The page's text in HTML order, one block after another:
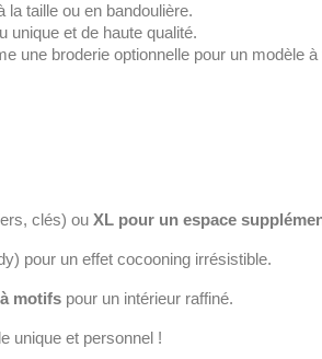
la taille ou en bandoulière.
unique et de haute qualité.
une broderie optionnelle pour un modèle à
clés) ou XL pour un espace
pour un effet cocooning irrésistible.
motifs pour un intérieur raffiné.
unique et personnel !